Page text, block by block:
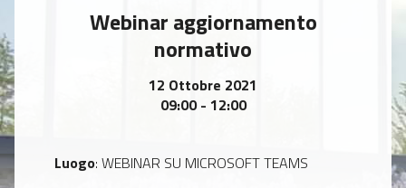
Webinar aggiornamento
normativo
12 Ottobre 2021
09:00 - 12:00
Luogo: WEBINAR SU MICROSOFT TEAMS